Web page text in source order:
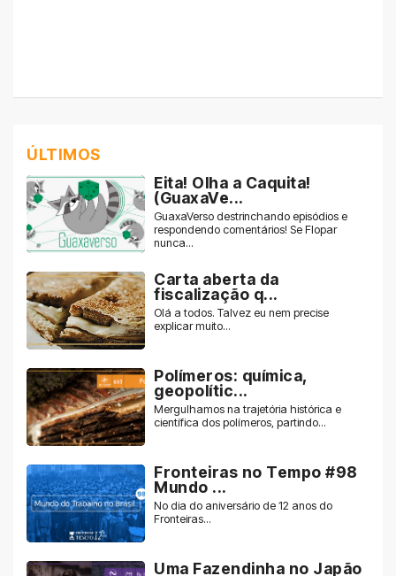
ÚLTIMOS
Eita! Olha a Caquita!
(GuaxaVe...
GuaxaVerso destrinchando episódios e
respondendo comentários! Se Flopar
nunca...
Carta aberta da
fiscalização q...
Olá a todos. Talvez eu nem precise
explicar muito...
Polímeros: química,
geopolític...
Mergulhamos na trajetória histórica e
científica dos polímeros, partindo...
Fronteiras no Tempo #98
Mundo ...
No dia do aniversário de 12 anos do
Fronteiras...
Uma Fazendinha no Japão